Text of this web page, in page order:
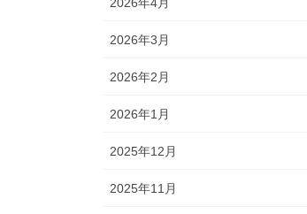
2026年3月
2026年2月
2026年1月
2025年12月
2025年11月